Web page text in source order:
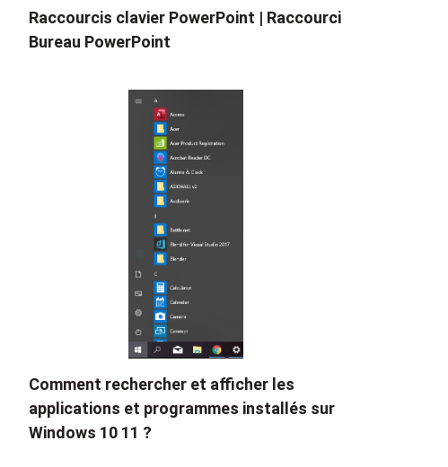
Raccourcis clavier PowerPoint | Raccourci
Bureau PowerPoint
Comment rechercher et afficher les
applications et programmes installés sur
Windows 10 11 ?